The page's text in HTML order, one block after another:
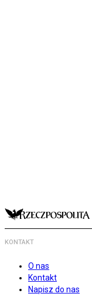
KONTAKT
O nas
Kontakt
Napisz do nas